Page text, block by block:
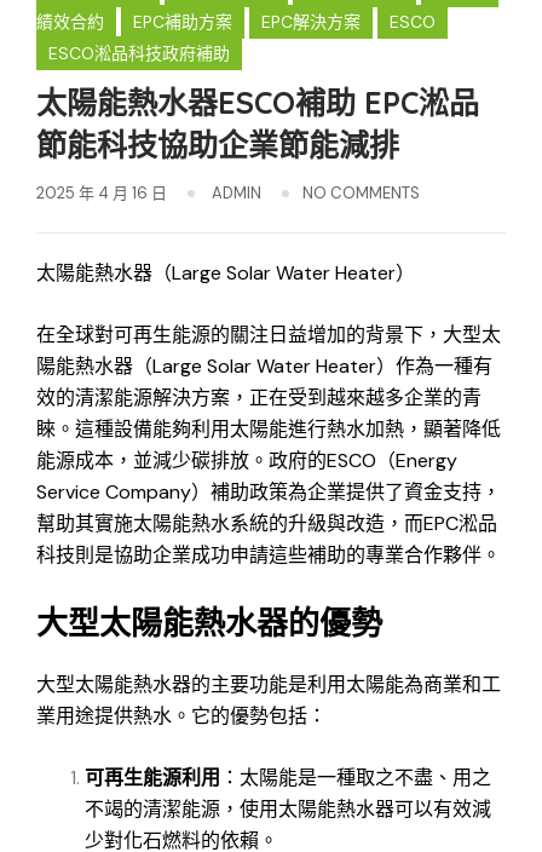
績效合約
EPC補助方案 EPC解決方案
ESCO
ESCO淞品科技政府補助
太陽能熱水器ESCO補助 EPC淞品
節能科技協助企業節能減排
2025 年 4 月 16 日 ADMIN NO COMMENTS
太陽能熱水器（Large Solar Water Heater）
在全球對可再生能源的關注日益增加的背景下，大型太
陽能熱水器（Large Solar Water Heater）作為一種有
效的清潔能源解決方案，正在受到越來越多企業的青
睞。這種設備能夠利用太陽能進行熱水加熱，顯著降低
能源成本，並減少碳排放。政府的ESCO（Energy
Service Company）補助政策為企業提供了資金支持，
幫助其實施太陽能熱水系統的升級與改造，而EPC淞品
科技則是協助企業成功申請這些補助的專業合作夥伴。
大型太陽能熱水器的優勢
大型太陽能熱水器的主要功能是利用太陽能為商業和工
業用途提供熱水。它的優勢包括：
可再生能源利用 ：太陽能是一種取之不盡、用之
不竭的清潔能源，使用太陽能熱水器可以有效減
少對化石燃料的依賴。